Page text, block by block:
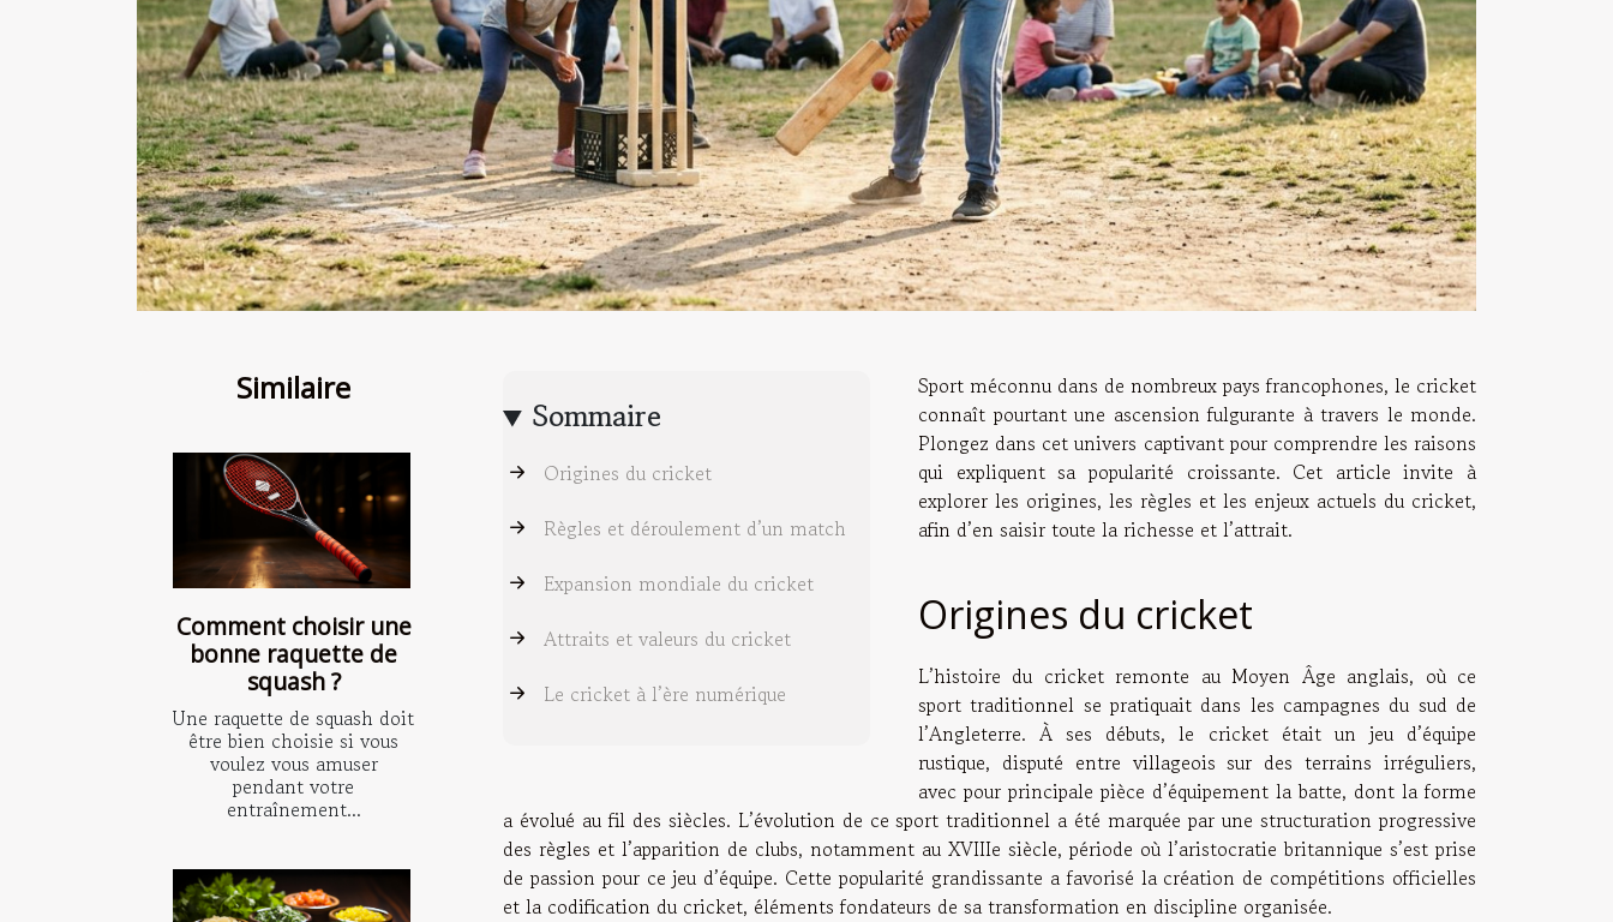
Similaire
Comment choisir une
bonne raquette de
squash ?
Une raquette de squash doit
être bien choisie si vous
voulez vous amuser
pendant votre
entraînement...
Sommaire
Origines du cricket
Règles et déroulement d’un match
Expansion mondiale du cricket
Attraits et valeurs du cricket
Le cricket à l’ère numérique
Sport méconnu dans de nombreux pays francophones, le cricket
connaît pourtant une ascension fulgurante à travers le monde.
Plongez dans cet univers captivant pour comprendre les raisons
qui expliquent sa popularité croissante. Cet article invite à
explorer les origines, les règles et les enjeux actuels du cricket,
afin d’en saisir toute la richesse et l’attrait.
Origines du cricket
L’histoire du cricket remonte au Moyen Âge anglais, où ce
sport traditionnel se pratiquait dans les campagnes du sud de
l’Angleterre. À ses débuts, le cricket était un jeu d’équipe
rustique, disputé entre villageois sur des terrains irréguliers,
avec pour principale pièce d’équipement la batte, dont la forme
a évolué au fil des siècles. L’évolution de ce sport traditionnel a été marquée par une structuration progressive
des règles et l’apparition de clubs, notamment au XVIIIe siècle, période où l’aristocratie britannique s’est prise
de passion pour ce jeu d’équipe. Cette popularité grandissante a favorisé la création de compétitions officielles
et la codification du cricket, éléments fondateurs de sa transformation en discipline organisée.